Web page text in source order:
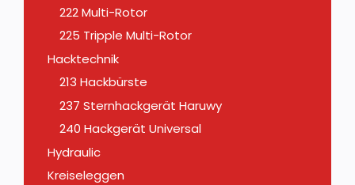
222 Multi-Rotor
225 Tripple Multi-Rotor
Hacktechnik
213 Hackbürste
237 Sternhackgerät Haruwy
240 Hackgerät Universal
Hydraulic
Kreiseleggen